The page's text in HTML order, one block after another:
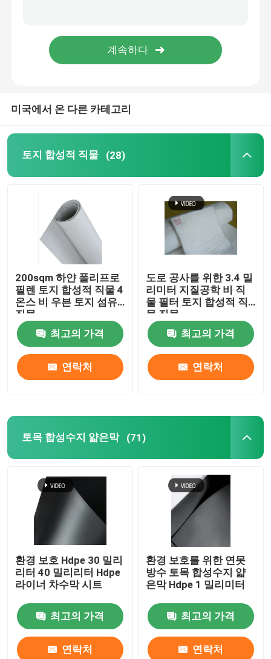
필라멘트 비직조 토목섬유
HDPE 단축 지오그리드
플라스틱 배수 이사회
토목 합성수지 점토 라이너
혼합 차수막
혼합 수계망
3D 지오매트
차수막 용접기
미국에서 온 다른 카테고리
토지 합성적 직물 (28)
200sqm 하얀 폴리프로
필렌 토지 합성적 직물 4
온스 비 우븐 토지 섬유
직물
최고의 가격
연락처
도로 공사를 위한 3.4 밀
리미터 지질공학 비 직
물 필터 토지 합성적 직
물 직물
최고의 가격
연락처
토목 합성수지 얇은막 (71)
환경 보호 Hdpe 30 밀리
리터 40 밀리리터 Hdpe
라이너 차수막 시트
최고의 가격
연락처
환경 보호를 위한 연못
방수 토목 합성수지 얇
은막 Hdpe 1 밀리미터
최고의 가격
연락처